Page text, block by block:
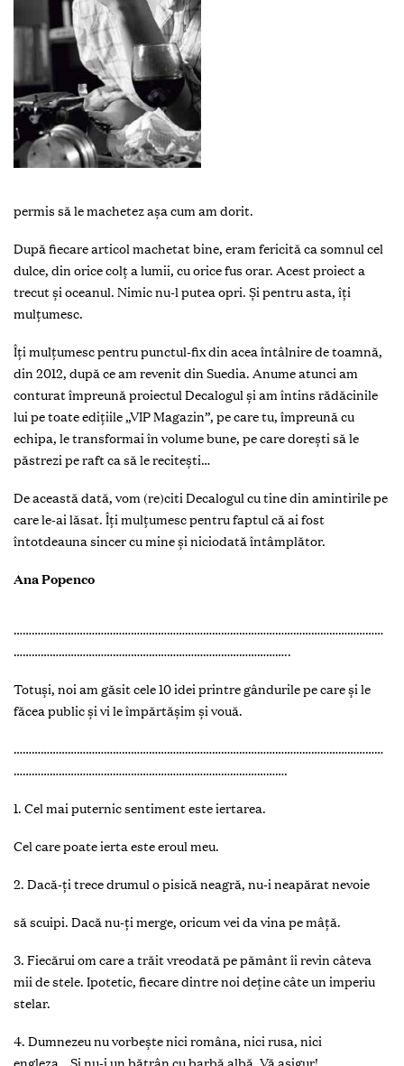
permis să le machetez așa cum am dorit.
După fiecare articol machetat bine, eram fericită ca somnul cel
dulce, din orice colţ a lumii, cu orice fus orar. Acest proiect a
trecut și oceanul. Nimic nu-l putea opri. Și pentru asta, îţi
mulţumesc.
Îţi mulţumesc pentru punctul-fix din acea întâlnire de toamnă,
din 2012, după ce am revenit din Suedia. Anume atunci am
conturat împreună proiectul Decalogul și am întins rădăcinile
lui pe toate ediţiile „VIP Magazin”, pe care tu, împreună cu
echipa, le transformai în volume bune, pe care dorești să le
păstrezi pe raft ca să le recitești…
De această dată, vom (re)citi Decalogul cu tine din amintirile pe
care le-ai lăsat. Îţi mulţumesc pentru faptul că ai fost
întotdeauna sincer cu mine și niciodată întâmplător.
Ana Popenco
……………………………………………………………………………………………………………
………………………………………………………………………………..
Totuși, noi am găsit cele 10 idei printre gândurile pe care și le
făcea public și vi le împărtășim și vouă.
……………………………………………………………………………………………………………
……………………………………………………………………………….
1. Cel mai puternic sentiment este iertarea.
Cel care poate ierta este eroul meu.
2. Dacă-ţi trece drumul o pisică neagră, nu-i neapărat nevoie
să scuipi. Dacă nu-ţi merge, oricum vei da vina pe mâţă.
3. Fiecărui om care a trăit vreodată pe pământ îi revin câteva
mii de stele. Ipotetic, fiecare dintre noi deţine câte un imperiu
stelar.
4. Dumnezeu nu vorbeşte nici româna, nici rusa, nici